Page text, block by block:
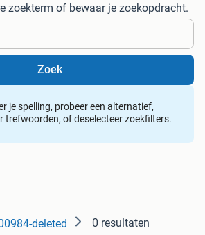
zoekterm of bewaar je zoekopdracht.
Zoek
je spelling, probeer een alternatief,
trefwoorden, of deselecteer zoekfilters.
deleted 0 resultaten